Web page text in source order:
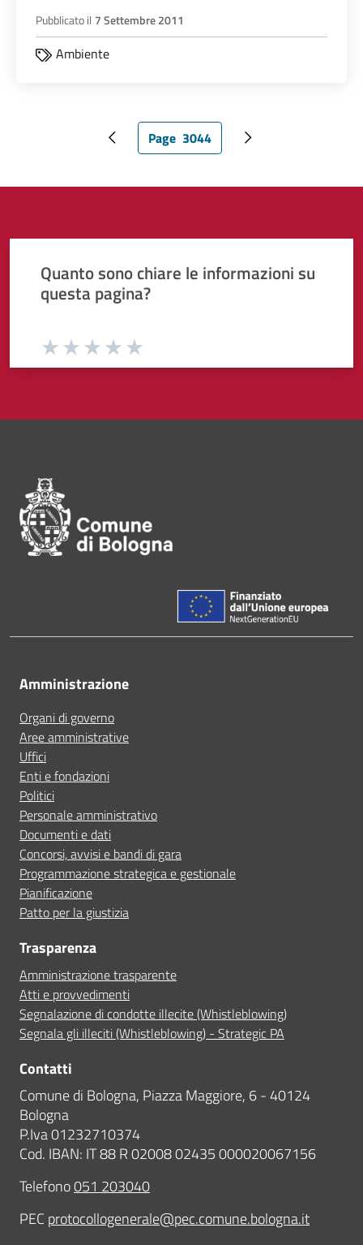
Pubblicato il 7 Settembre 2011
Ambiente
Pagina precedentePagina attuale
Page 3044 Pagina successiva
Quanto sono chiare le informazioni su
questa pagina?
Valuta da 1 a 5 stelle la paginaValuta 4 stelle su 5
Valuta 3 stelle su 5
Valuta 2 stelle su 5
Valuta 1 stelle su 5
Amministrazione
Organi di governo
Aree amministrative
Uffici
Enti e fondazioni
Politici
Personale amministrativo
Documenti e dati
Concorsi, avvisi e bandi di gara
Programmazione strategica e gestionale
Pianificazione
Patto per la giustizia
Trasparenza
Amministrazione trasparente
Atti e provvedimenti
Segnalazione di condotte illecite (Whistleblowing)
Segnala gli illeciti (Whistleblowing) - Strategic PA
Contatti
Comune di Bologna, Piazza Maggiore, 6 - 40124
Bologna
P.Iva 01232710374
Cod. IBAN: IT 88 R 02008 02435 000020067156
Telefono051 203040
PEC protocollogenerale@pec.comune.bologna.it